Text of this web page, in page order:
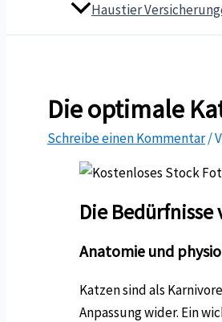
Haustier
Die optimale
Schreibe einen Kommentar/
Die Bedürfnisse
Anatomie und
Katzen sind als
Anpassung wider. Ein